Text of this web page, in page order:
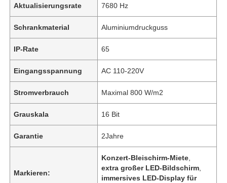
Aktualisierungsrate 7680 Hz
Schrankmaterial Aluminiumdruckguss
IP-Rate 65
Eingangsspannung AC 110-220V
Stromverbrauch Maximal 800 W/m2
Grauskala 16 Bit
Garantie 2Jahre
Markieren:
Konzert-Bleischirm-Miete
extra großer LED-Bildschirm
immersives LED-Display für